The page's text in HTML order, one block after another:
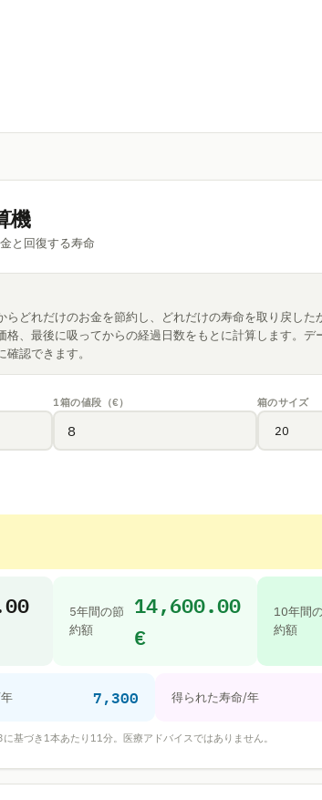
機
と回復する寿命
らどれだけのお金を節約し、どれだけの寿命を取り戻した
格、最後に吸ってからの経過日数をもとに計算します。デ
認できます。
1箱の値段（€） 箱のサイズ
5年間の節
約額
14,600.00
€
10年間
約額
7,300 得られた寿命/年
基づき1本あたり11分。医療アドバイスではありません。